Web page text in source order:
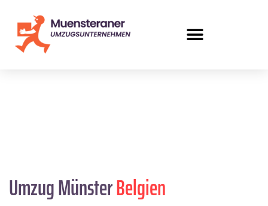
Umzug MünsterBelgien